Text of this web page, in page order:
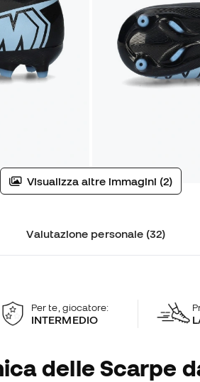
Visualizza altre immagini (2)
Valutazione personale (32)
Per te, giocatore:
INTERMEDIO
delle Scarpe